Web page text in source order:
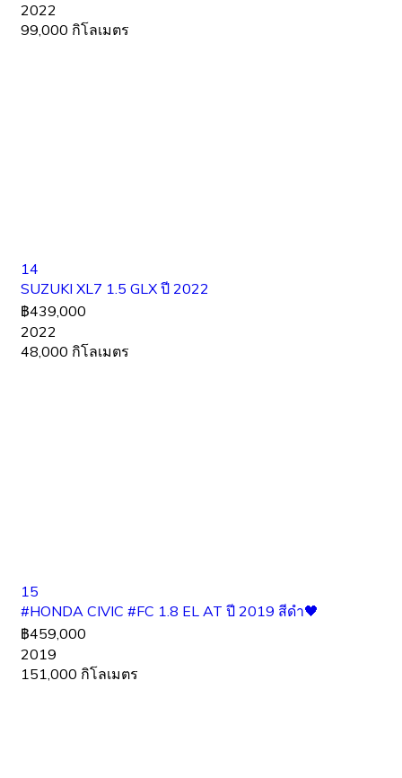
2022
99,000 กิโลเมตร
14
SUZUKI XL7 1.5 GLX ปี 2022
฿439,000
2022
48,000 กิโลเมตร
15
#HONDA CIVIC #FC 1.8 EL AT ปี 2019 สีดำ🖤
฿459,000
2019
151,000 กิโลเมตร